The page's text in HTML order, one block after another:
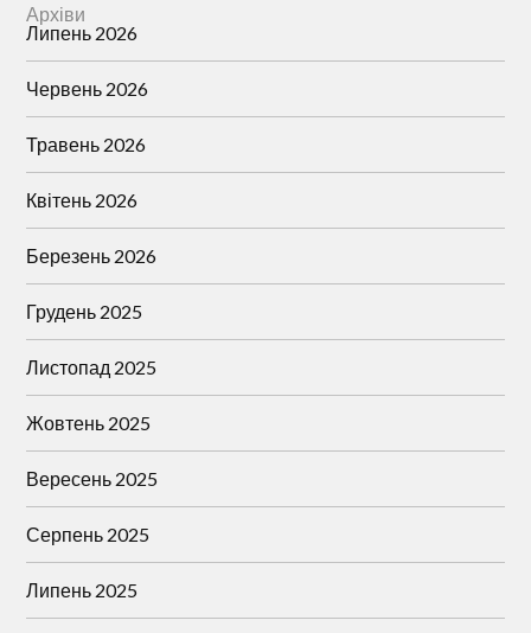
Архіви
Липень 2026
Червень 2026
Травень 2026
Квітень 2026
Березень 2026
Грудень 2025
Листопад 2025
Жовтень 2025
Вересень 2025
Серпень 2025
Липень 2025